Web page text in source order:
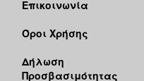
Επικοινωνία
Όροι Χρήσης
Δήλωση
Προσβασιμότητας